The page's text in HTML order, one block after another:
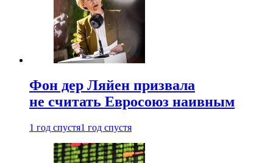
Фон дер Ляйен призвала
не считать Евросоюз наивным
1 год спустя1 год спустя